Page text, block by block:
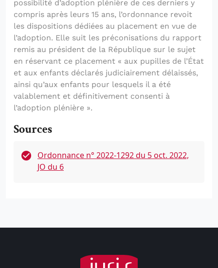
possibilité d’adoption plénière de ces derniers y
compris après leurs 15 ans, l’ordonnance revoit
les dispositions dédiées au placement en vue de
l’adoption. Elle suit les préconisations du rapport
remis au président de la République sur le sujet
en réservant ce placement « aux pupilles de l’État
et aux enfants déclarés judiciairement délaissés,
ainsi qu’aux enfants pour lesquels il a été
valablement et définitivement consenti à
l’adoption plénière ».
Sources
Ordonnance n° 2022-1292 du 5 oct. 2022,
JO du 6